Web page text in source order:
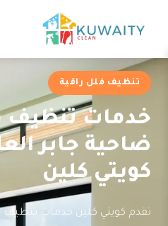
تنظيف فلل راقية
خدمات تنظيف
ضاحية جابر
كويتي كلين
تقدم كويتي كلين خدمات